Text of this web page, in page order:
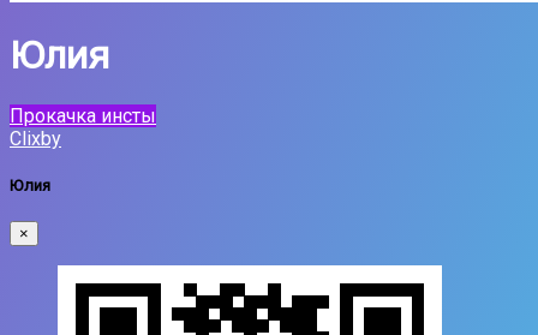
Юлия
Прокачка инсты
Clixby
Юлия
×